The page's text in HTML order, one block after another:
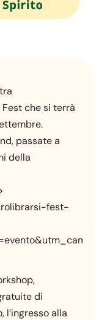
che si terrà
passate a
della
fest-
di
alla